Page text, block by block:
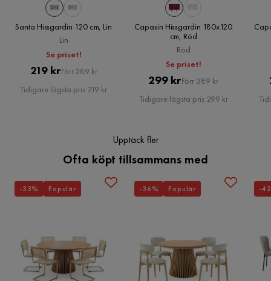
Santa Hissgardin 120 cm, Lin
Lin
Se priset!
Pris
219 krOriginal
Pris
Förr 289 kr
Tidigare lägsta pris 219 kr
Capasin Hissgardin 180x120
cm, Röd
Röd
Se priset!
Pris
299 krOriginal
Pris
Förr 389 kr
Tidigare lägsta pris 299 kr
Upptäck fler
Ofta köpt tillsammans med
-33% Populär -36% Populär -